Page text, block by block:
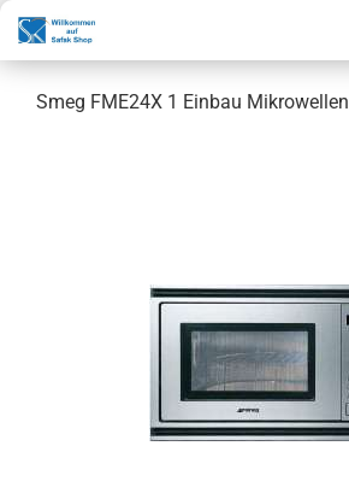
Smeg FME24X 1 Einbau Mikrowellen